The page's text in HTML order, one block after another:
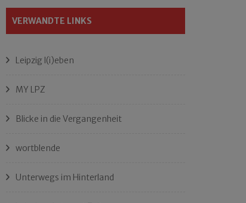
VERWANDTE LINKS
Leipzig l(i)eben
MY LPZ
Blicke in die Vergangenheit
wortblende
Unterwegs im Hinterland